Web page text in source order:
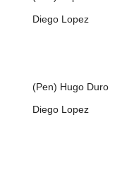
Diego Lopez
(Pen) Hugo Duro
Diego Lopez